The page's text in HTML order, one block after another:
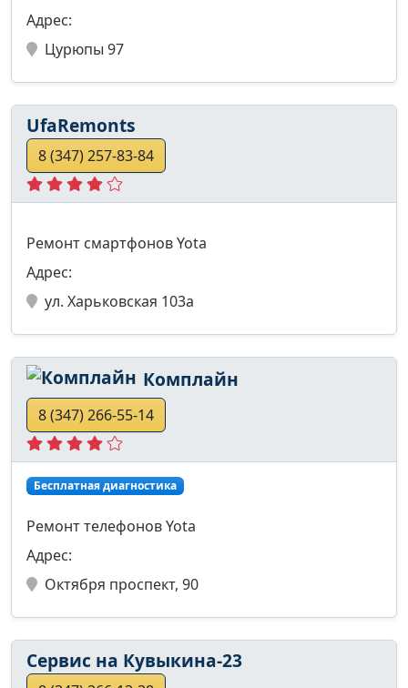
Адрес:
Цурюпы 97
UfaRemonts
8 (347) 257-83-84
Ремонт смартфонов Yota
Адрес:
ул. Харьковская 103а
Комплайн
8 (347) 266-55-14
Бесплатная диагностика
Ремонт телефонов Yota
Адрес:
Октября проспект, 90
Сервис на Кувыкина-23